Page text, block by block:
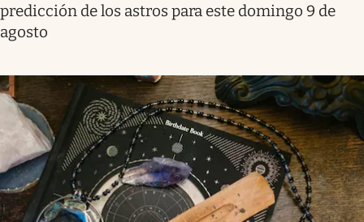
predicción de los astros para este domingo 9 de
agosto